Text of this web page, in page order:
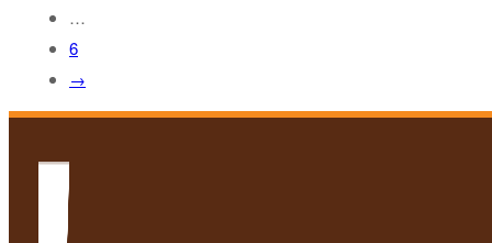
…
6
→